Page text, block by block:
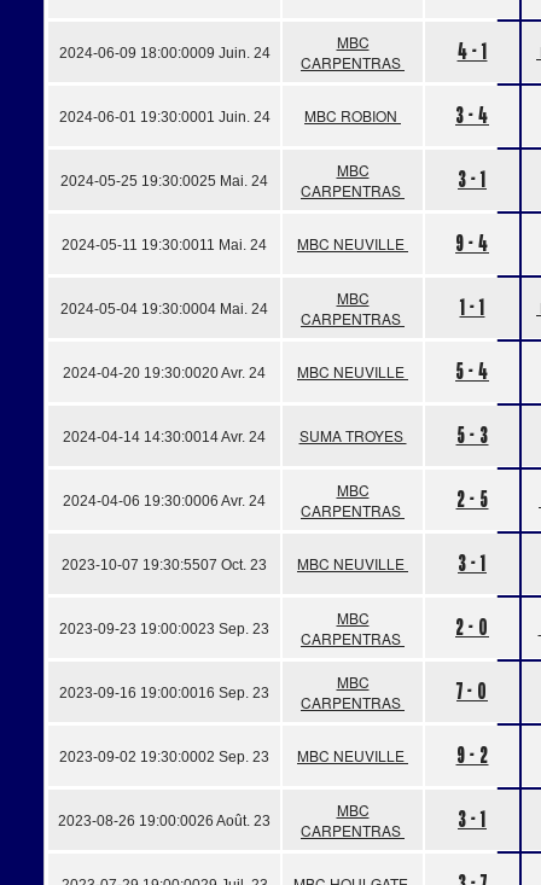
2024-06-09 18:00:0009 Juin. 24
MBC
CARPENTRAS
4 - 1
2024-06-01 19:30:0001 Juin. 24 MBC ROBION 3 - 4
2024-05-25 19:30:0025 Mai. 24
MBC
CARPENTRAS
3 - 1
2024-05-11 19:30:0011 Mai. 24 MBC NEUVILLE 9 - 4
2024-05-04 19:30:0004 Mai. 24
MBC
CARPENTRAS
1 - 1
2024-04-20 19:30:0020 Avr. 24 MBC NEUVILLE 5 - 4
2024-04-14 14:30:0014 Avr. 24 SUMA TROYES 5 - 3
2024-04-06 19:30:0006 Avr. 24
MBC
CARPENTRAS
2 - 5
2023-10-07 19:30:5507 Oct. 23 MBC NEUVILLE 3 - 1
2023-09-23 19:00:0023 Sep. 23
MBC
CARPENTRAS
2 - 0
2023-09-16 19:00:0016 Sep. 23
MBC
CARPENTRAS
7 - 0
2023-09-02 19:30:0002 Sep. 23 MBC NEUVILLE 9 - 2
2023-08-26 19:00:0026 Août. 23
MBC
CARPENTRAS
3 - 1